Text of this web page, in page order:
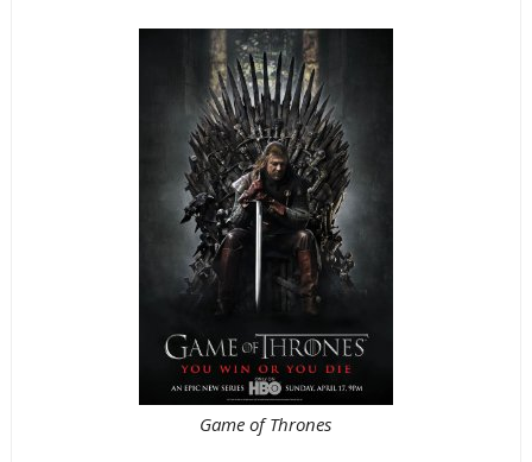
Game of Thrones